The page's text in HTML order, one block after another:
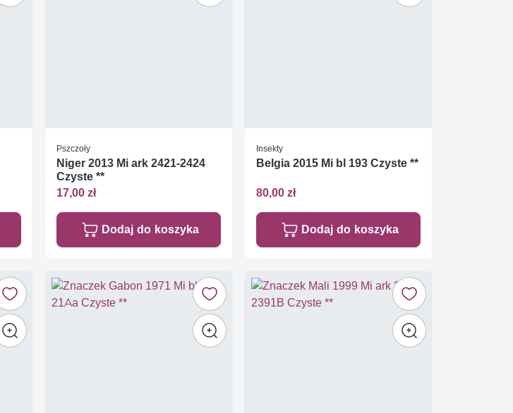
Pszczoły
Niger 2013 Mi ark 2421-2424
Czyste **
17,00 zł
Dodaj do koszyka
Insekty
Belgia 2015 Mi bl 193 Czyste **
80,00 zł
Dodaj do koszyka